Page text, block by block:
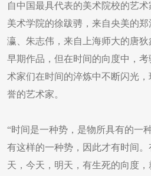
自中国最具代表的美术院校的艺
美术学院的徐跋骋，来自央美的
瀛、朱志伟，来自上海师大的唐
早期作品，但在时间的向度中，
术家们在时间的淬炼中不断闪光
誉的艺术家。
“时间是一种势，是物所具有的一
有这样的一种势，因此才有时间
天，今天，明天，有生死的向度